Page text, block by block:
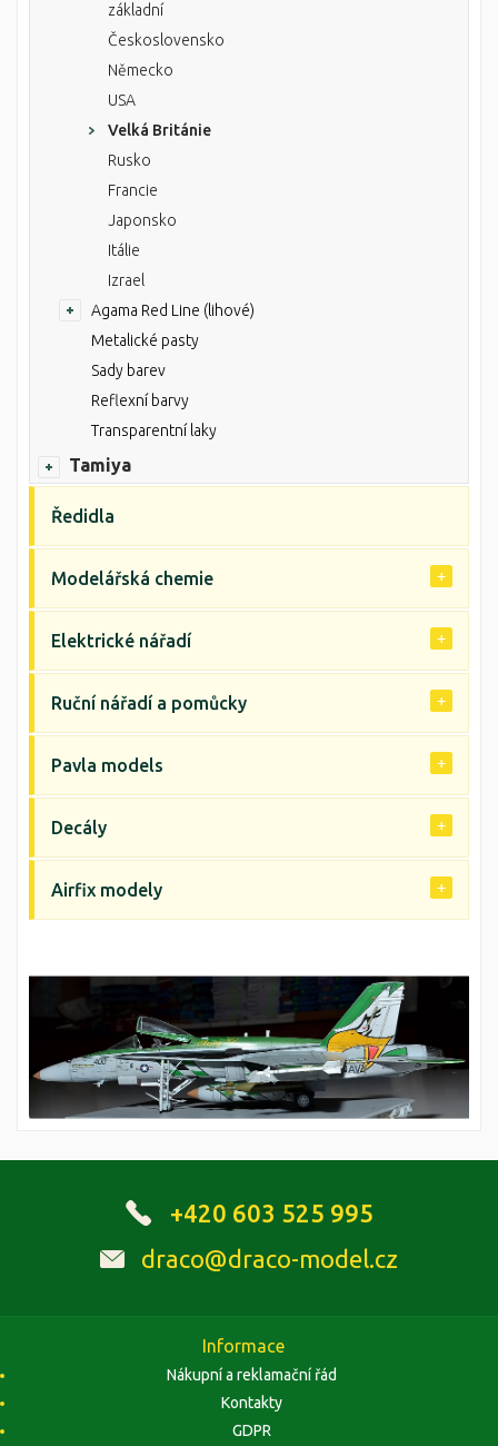
základní
Československo
Německo
USA
Velká Británie
Rusko
Francie
Japonsko
Itálie
Izrael
Agama Red Line (lihové)
Metalické pasty
Sady barev
Reflexní barvy
Transparentní laky
Tamiya
Ředidla
Modelářská chemie
Elektrické nářadí
Ruční nářadí a pomůcky
Pavla models
Decály
Airfix modely
+420 603 525 995
draco@draco-model.cz
Informace
Nákupní a reklamační řád
Kontakty
GDPR